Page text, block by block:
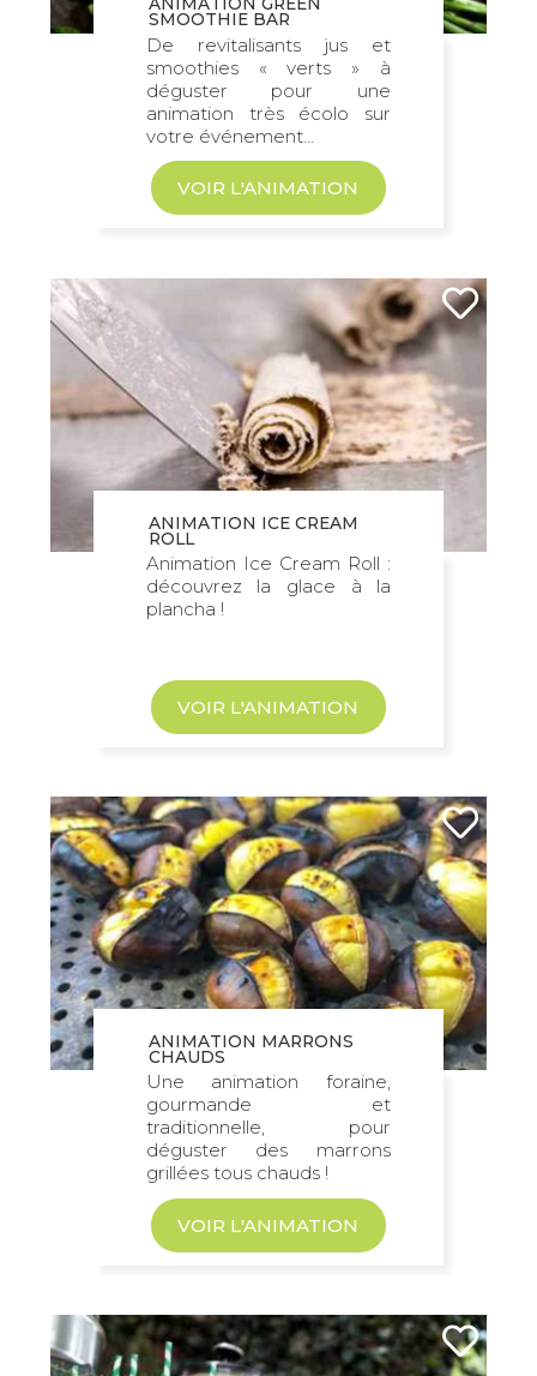
ANIMATION GREEN
SMOOTHIE BAR
De revitalisants jus et
smoothies « verts » à
déguster pour une
animation très écolo sur
votre événement...
VOIR L'ANIMATION
ANIMATION ICE CREAM
ROLL
Animation Ice Cream Roll :
découvrez la glace à la
plancha !
VOIR L'ANIMATION
ANIMATION MARRONS
CHAUDS
Une animation foraine,
gourmande et
traditionnelle, pour
déguster des marrons
grillées tous chauds !
VOIR L'ANIMATION